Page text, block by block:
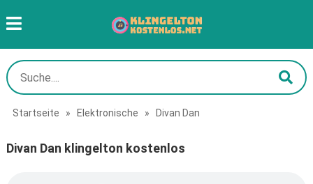
Startseite » Elektronische » Divan Dan
Divan Dan klingelton kostenlos